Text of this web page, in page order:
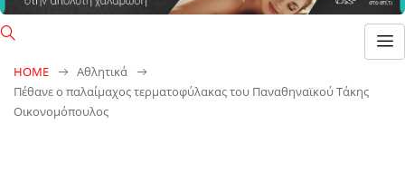
HOME
Αθλητικά
Πέθανε ο παλαίμαχος τερματοφύλακας του Παναθηναϊκού Τάκης
Οικονομόπουλος